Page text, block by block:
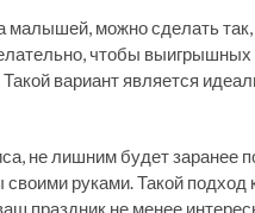
малышей, можно сделать
чтобы
вариант является
не лишним будет заранее
руками. Такой подход
праздник не менее